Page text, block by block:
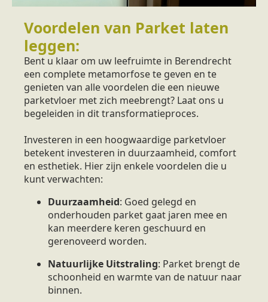
Voordelen van Parket laten
leggen:
Bent u klaar om uw leefruimte in Berendrecht
een complete metamorfose te geven en te
genieten van alle voordelen die een nieuwe
parketvloer met zich meebrengt? Laat ons u
begeleiden in dit transformatieproces.
Investeren in een hoogwaardige parketvloer
betekent investeren in duurzaamheid, comfort
en esthetiek. Hier zijn enkele voordelen die u
kunt verwachten:
Duurzaamheid: Goed gelegd en
onderhouden parket gaat jaren mee en
kan meerdere keren geschuurd en
gerenoveerd worden.
Natuurlijke Uitstraling: Parket brengt de
schoonheid en warmte van de natuur naar
binnen.